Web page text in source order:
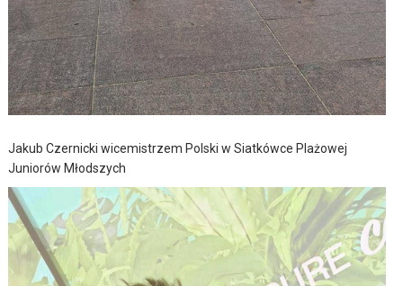
Jakub Czernicki wicemistrzem Polski w Siatkówce Plażowej
Juniorów Młodszych